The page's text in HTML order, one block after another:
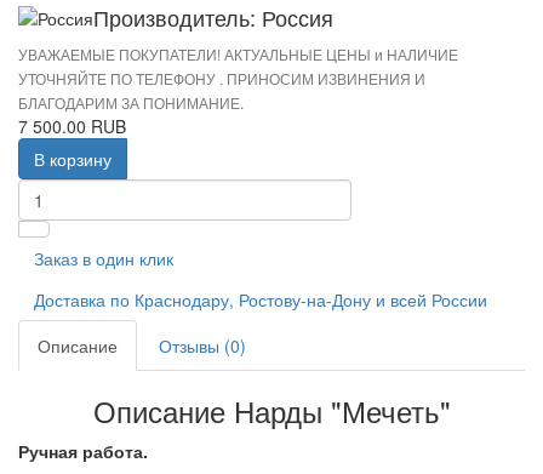
Производитель: Россия
УВАЖАЕМЫЕ ПОКУПАТЕЛИ! АКТУАЛЬНЫЕ ЦЕНЫ и НАЛИЧИЕ
УТОЧНЯЙТЕ ПО ТЕЛЕФОНУ . ПРИНОСИМ ИЗВИНЕНИЯ И
БЛАГОДАРИМ ЗА ПОНИМАНИЕ.
7 500.00 RUB
В корзину
Заказ в один клик
Доставка по Краснодару, Ростову-на-Дону и всей России
Описание
Отзывы (0)
Описание Нарды "Мечеть"
Ручная работа.